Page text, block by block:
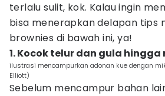
terlalu sulit, kok. Kalau ingin
bisa menerapkan delapan tips
brownies di bawah ini, ya!
1. Kocok telur dan gula
ilustrasi mencampurkan adonan kue dengan
Elliott)
Sebelum mencampur bahan